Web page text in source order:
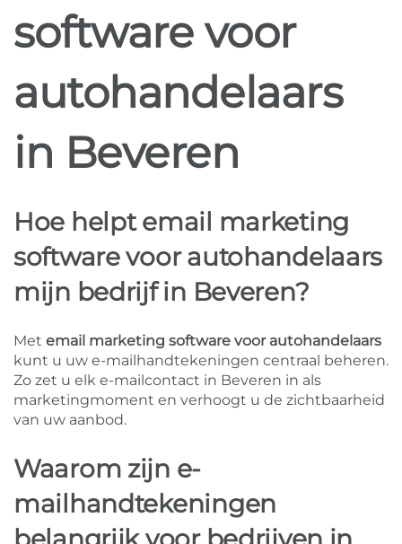
software voor
autohandelaars
in Beveren
Hoe helpt email marketing
software voor autohandelaars
mijn bedrijf in Beveren?
Met email marketing software voor autohandelaars
kunt u uw e-mailhandtekeningen centraal beheren.
Zo zet u elk e-mailcontact in Beveren in als
marketingmoment en verhoogt u de zichtbaarheid
van uw aanbod.
Waarom zijn e-
mailhandtekeningen